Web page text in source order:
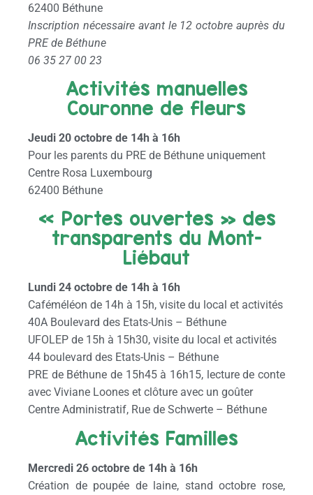
62400 Béthune
Inscription nécessaire avant le 12 octobre auprès du
PRE de Béthune
06 35 27 00 23
Activités manuelles
Couronne de fleurs
Jeudi 20 octobre de 14h à 16h
Pour les parents du PRE de Béthune uniquement
Centre Rosa Luxembourg
62400 Béthune
« Portes ouvertes » des
transparents du Mont-
Liébaut
Lundi 24 octobre de 14h à 16h
Caféméléon de 14h à 15h, visite du local et activités
40A Boulevard des Etats-Unis – Béthune
UFOLEP de 15h à 15h30, visite du local et activités
44 boulevard des Etats-Unis – Béthune
PRE de Béthune de 15h45 à 16h15, lecture de conte
avec Viviane Loones et clôture avec un goûter
Centre Administratif, Rue de Schwerte – Béthune
Activités Familles
Mercredi 26 octobre de 14h à 16h
Création de poupée de laine, stand octobre rose,